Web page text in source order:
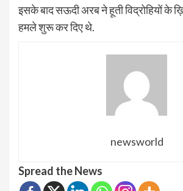
इसके बाद सऊदी अरब ने हूती विद्रोहियों के
हमले शुरू कर दिए थे.
newsworld
Spread the News